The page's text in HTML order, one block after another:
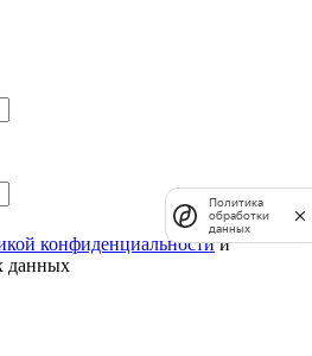
конфиденциальностии
данных
Политика
обработки
данных